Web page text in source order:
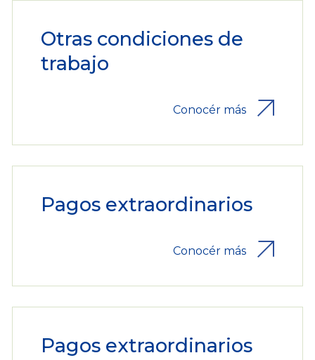
Otras condiciones de
trabajo
Conocér más
Pagos extraordinarios
Conocér más
Pagos extraordinarios